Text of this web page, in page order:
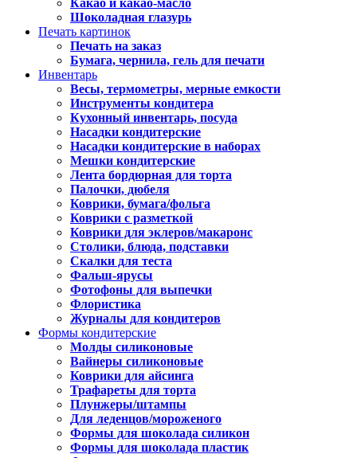
Какао и какао-масло
Шоколадная глазурь
Печать картинок
Печать на заказ
Бумага, чернила, гель для печати
Инвентарь
Весы, термометры, мерные емкости
Инструменты кондитера
Кухонный инвентарь, посуда
Насадки кондитерские
Насадки кондитерские в наборах
Мешки кондитерские
Лента бордюрная для торта
Палочки, дюбеля
Коврики, бумага/фольга
Коврики с разметкой
Коврики для эклеров/макаронс
Столики, блюда, подставки
Скалки для теста
Фальш-ярусы
Фотофоны для выпечки
Флористика
Журналы для кондитеров
Формы кондитерские
Молды силиконовые
Вайнеры силиконовые
Коврики для айсинга
Трафареты для торта
Плунжеры/штампы
Для леденцов/мороженого
Формы для шоколада силикон
Формы для шоколада пластик